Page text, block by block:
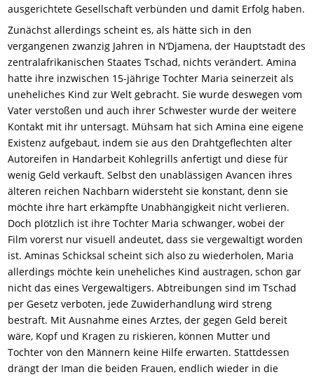
ausgerichtete Gesellschaft verbünden und damit Erfolg haben.
Zunächst allerdings scheint es, als hätte sich in den
vergangenen zwanzig Jahren in N‘Djamena, der Hauptstadt des
zentralafrikanischen Staates Tschad, nichts verändert. Amina
hatte ihre inzwischen 15-jährige Tochter Maria seinerzeit als
uneheliches Kind zur Welt gebracht. Sie wurde deswegen vom
Vater verstoßen und auch ihrer Schwester wurde der weitere
Kontakt mit ihr untersagt. Mühsam hatsich Amina eine eigene
Existenz aufgebaut, indem sie aus den Drahtgeflechten alter
Autoreifen in Handarbeit Kohlegrills anfertigt und diese für
wenig Geld verkauft. Selbst den unablässigen Avancen ihres
älteren reichen Nachbarn widersteht sie konstant, denn sie
möchte ihre hart erkämpfte Unabhängigkeit nicht verlieren.
Doch plötzlich ist ihre Tochter Maria schwanger, wobei der
Film vorerst nur visuell andeutet, dass sie vergewaltigt worden
ist. Aminas Schicksal scheint sich also zu wiederholen, Maria
allerdings möchte kein uneheliches Kind austragen, schon gar
nicht das eines Vergewaltigers. Abtreibungen sind im Tschad
per Gesetz verboten, jede Zuwiderhandlung wird streng
bestraft. Mit Ausnahme eines Arztes, der gegen Geld bereit
wäre, Kopf und Kragen zu riskieren, können Mutter und
Tochter von den Männern keine Hilfe erwarten. Stattdessen
drängt der Iman die beiden Frauen, endlich wieder in die